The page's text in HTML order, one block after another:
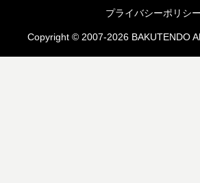
プライバシーポリシー
Copyright © 2007-2026 BAKUTENDO